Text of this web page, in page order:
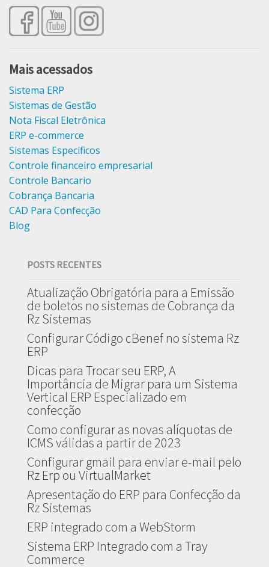
Mais acessados
Sistema ERP
Sistemas de Gestão
Nota Fiscal Eletrônica
ERP e-commerce
Sistemas Especificos
Controle financeiro empresarial
Controle Bancario
Cobrança Bancaria
CAD Para Confecção
Blog
POSTS RECENTES
Atualização Obrigatória para a Emissão
de boletos no sistemas de Cobrança da
Rz Sistemas
Configurar Código cBenef no sistema Rz
ERP
Dicas para Trocar seu ERP, A
Importância de Migrar para um Sistema
Vertical ERP Especializado em
confecção
Como configurar as novas alíquotas de
ICMS válidas a partir de 2023
Configurar gmail para enviar e-mail pelo
Rz Erp ou VirtualMarket
Apresentação do ERP para Confecção da
Rz Sistemas
ERP integrado com a WebStorm
Sistema ERP Integrado com a Tray
Commerce